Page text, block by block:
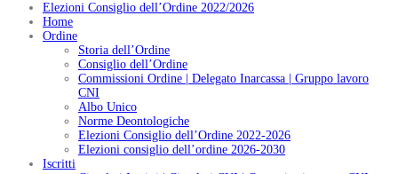
Elezioni Consiglio dell’Ordine 2022/2026
Home
Ordine
Storia dell’Ordine
Consiglio dell’Ordine
Commissioni Ordine | Delegato Inarcassa | Gruppo lavoro
CNI
Albo Unico
Norme Deontologiche
Elezioni Consiglio dell’Ordine 2022-2026
Elezioni consiglio dell’ordine 2026-2030
Iscritti